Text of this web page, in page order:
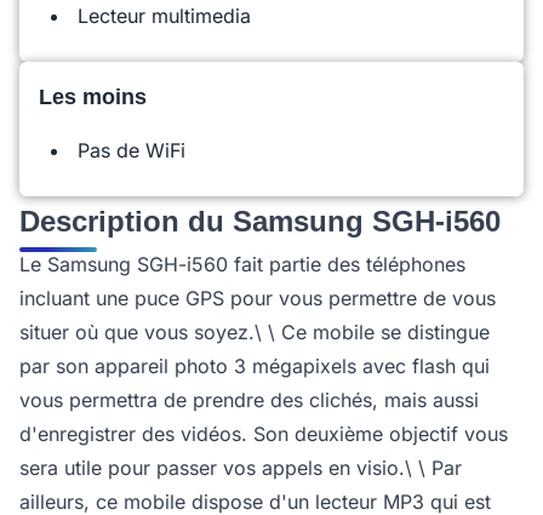
Lecteur multimedia
Les moins
Pas de WiFi
Description du Samsung SGH-i560
Le Samsung SGH-i560 fait partie des téléphones
incluant une puce GPS pour vous permettre de vous
situer où que vous soyez.\ \ Ce mobile se distingue
par son appareil photo 3 mégapixels avec flash qui
vous permettra de prendre des clichés, mais aussi
d'enregistrer des vidéos. Son deuxième objectif vous
sera utile pour passer vos appels en visio.\ \ Par
ailleurs, ce mobile dispose d'un lecteur MP3 qui est